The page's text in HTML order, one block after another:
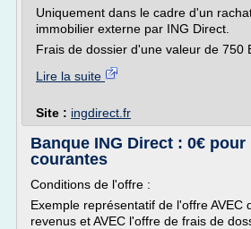
Uniquement dans le cadre d'un
immobilier externe par ING Direct.
Frais de dossier d'une valeur de 750
Lire la suite
Site : ingdirect.fr
Banque ING Direct : 0€
courantes
Conditions de l'offre :
Exemple représentatif de l'offre AVEC
revenus et AVEC l'offre de frais de